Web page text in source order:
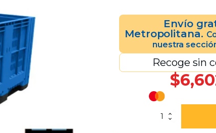
Envío
Metropolitana.
nuestra
Recoge sin
$